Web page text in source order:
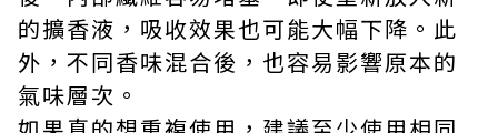
的擴香液，吸收效果也可能大幅下降。此
外，不同香味混合後，也容易影響原本的
氣味層次。